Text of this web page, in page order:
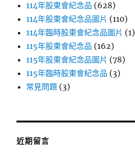
114年股東會紀念品 (628)
114年股東會紀念品圖片 (110)
114年臨時股東會紀念品圖片 (1)
115年股東會紀念品 (162)
115年股東會紀念品圖片 (78)
115年臨時股東會紀念品 (3)
常見問題 (3)
近期留言